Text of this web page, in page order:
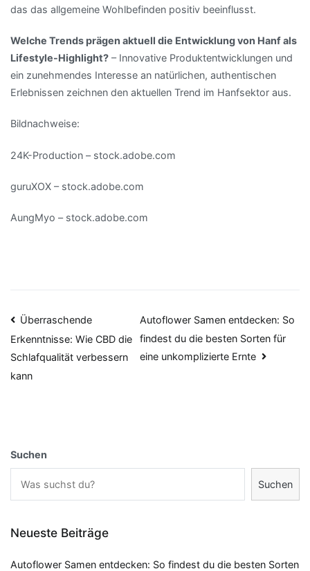
das das allgemeine Wohlbefinden positiv beeinflusst.
Welche Trends prägen aktuell die Entwicklung von Hanf als
Lifestyle-Highlight? – Innovative Produktentwicklungen und
ein zunehmendes Interesse an natürlichen, authentischen
Erlebnissen zeichnen den aktuellen Trend im Hanfsektor aus.
Bildnachweise:
24K-Production – stock.adobe.com
guruXOX – stock.adobe.com
AungMyo – stock.adobe.com
Beitragsnavigation
Überraschende
Erkenntnisse: Wie CBD die
Schlafqualität verbessern
kann
Autoflower Samen entdecken: So
findest du die besten Sorten für
eine unkomplizierte Ernte
Suchen
Suchen
Neueste Beiträge
Autoflower Samen entdecken: So findest du die besten Sorten